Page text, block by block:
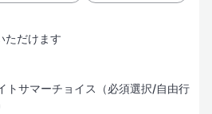
ただけます
トサマーチョイス（必須選択/自由行